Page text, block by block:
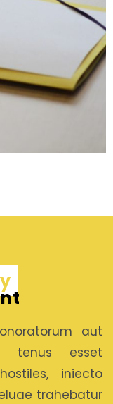
aut
tenus esset
iniecto
trahebatur